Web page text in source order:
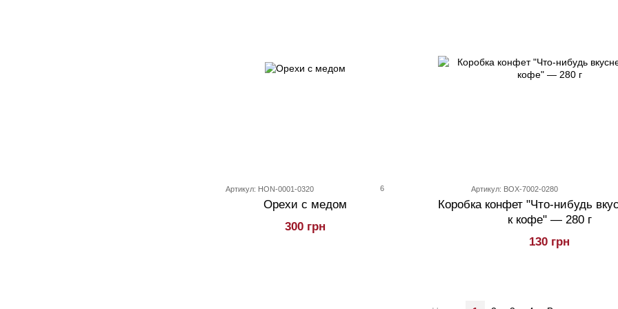
Артикул: HON-0001-0320 6
Орехи с медом
300 грн
Артикул: BOX-7002-0280
Коробка конфет "Что-нибудь
к кофе" — 280 г
130 грн